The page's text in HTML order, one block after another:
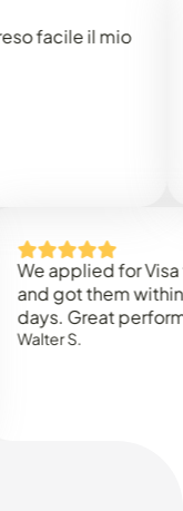
il mio
for Visa to
them within 3
Great performance!
S.